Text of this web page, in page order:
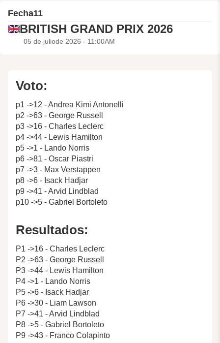
Fecha11
BRITISH GRAND PRIX 2026
05 de juliode 2026 - 11:00AM
Voto:
p1 ->12 - Andrea Kimi Antonelli
p2 ->63 - George Russell
p3 ->16 - Charles Leclerc
p4 ->44 - Lewis Hamilton
p5 ->1 - Lando Norris
p6 ->81 - Oscar Piastri
p7 ->3 - Max Verstappen
p8 ->6 - Isack Hadjar
p9 ->41 - Arvid Lindblad
p10 ->5 - Gabriel Bortoleto
Resultados:
P1 ->16 - Charles Leclerc
P2 ->63 - George Russell
P3 ->44 - Lewis Hamilton
P4 ->1 - Lando Norris
P5 ->6 - Isack Hadjar
P6 ->30 - Liam Lawson
P7 ->41 - Arvid Lindblad
P8 ->5 - Gabriel Bortoleto
P9 ->43 - Franco Colapinto